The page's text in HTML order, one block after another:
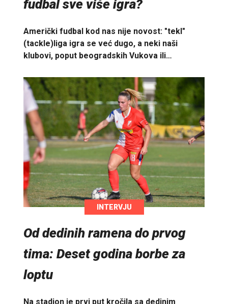
fudbal sve više igra?
Američki fudbal kod nas nije novost: "tekl"
(tackle)liga igra se već dugo, a neki naši
klubovi, poput beogradskih Vukova ili…
INTERVJU
Od dedinih ramena do prvog
tima: Deset godina borbe za
loptu
Na stadion je prvi put kročila sa dedinim